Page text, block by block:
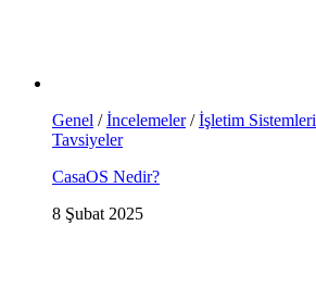
Genel /İncelemeler/İşletim Sistemleri
Tavsiyeler
CasaOS Nedir?
8 Şubat 2025